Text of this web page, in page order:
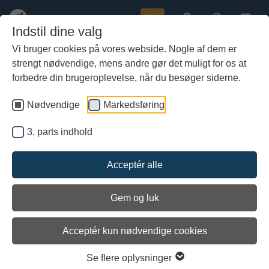
Indstil dine valg
Vi bruger cookies på vores webside. Nogle af dem er
strengt nødvendige, mens andre gør det muligt for os at
forbedre din brugeroplevelse, når du besøger siderne.
Nødvendige Markedsføring
3. parts indhold
Acceptér alle
Gem og luk
Acceptér kun nødvendige cookies
Se flere oplysninger
indhold
Køb
Arkiveret
Vinterferie på Vikingeskibsmuseet
– Forsøg jer som fortidsforskere